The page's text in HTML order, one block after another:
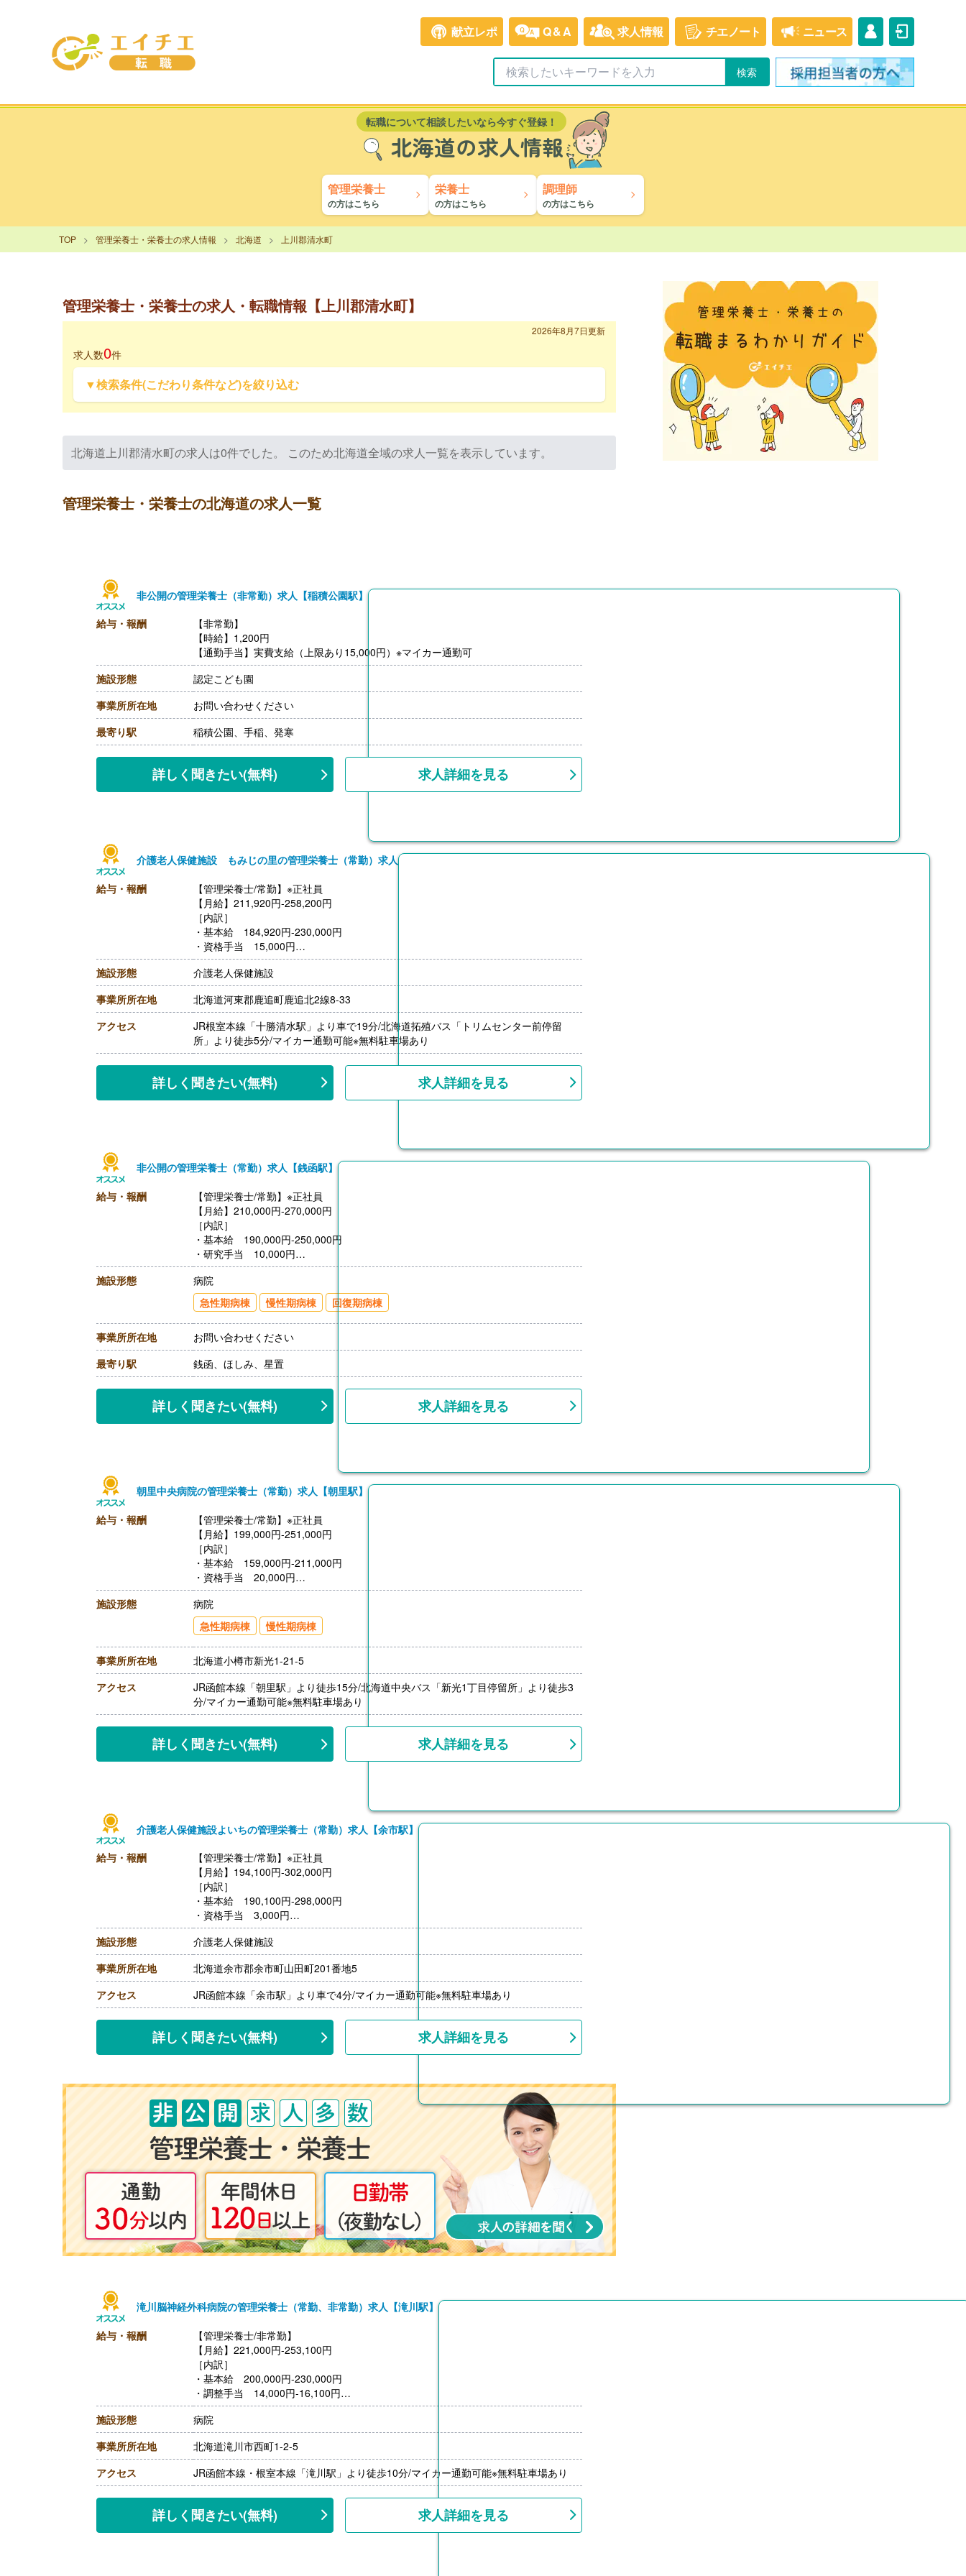
献立レポ Q&A 求人情報 チエノート ニュース
転職について相談したいなら今すぐ登録！
北海道の求人情報
管理栄養士
の方はこちら
栄養士
の方はこちら
調理師
の方はこちら
TOP 管理栄養士・栄養士の求人情報 北海道 上川郡清水町
管理栄養士・栄養士の求人・転職情報【上川郡清水町】
2026年8月7日更新
求人数0件
▼検索条件(こだわり条件など)を絞り込む
北海道上川郡清水町の求人は0件でした。 このため北海道全域の求人一覧を表示しています。
管理栄養士・栄養士の北海道の求人一覧
非公開の管理栄養士（非常勤）求人【稲積公園駅】
給与・報酬
【非常勤】
【時給】1,200円
【通勤手当】実費支給（上限あり15,000円）※マイカー通勤可
施設形態
認定こども園
事業所所在地
お問い合わせください
最寄り駅
稲積公園、手稲、発寒
詳しく聞きたい(無料) 求人詳細を見る
介護老人保健施設 もみじの里の管理栄養士（常勤）求人
給与・報酬
【管理栄養士/常勤】※正社員
【月給】211,920円-258,200円
［内訳］
・基本給 184,920円-230,000円
・資格手当 15,000円
・処遇改善手当 12,000円-13,200円
［その他手当］
・住宅手当 0円-30,000円
・寒冷地手当 60,000円/年（単身）
【賞与】年2回（計4.30ヶ月分）※前年度実績
【通勤手当】あり（上限11,000円/月）※距離に応じて支給
【昇給】あり（1月あたり0円-1,500円）※前年度実績
施設形態
介護老人保健施設
事業所所在地
北海道河東郡鹿追町鹿追北2線8-33
アクセス
JR根室本線「十勝清水駅」より車で19分/北海道拓殖バス「トリムセンター前停留
所」より徒歩5分/マイカー通勤可能※無料駐車場あり
詳しく聞きたい(無料) 求人詳細を見る
非公開の管理栄養士（常勤）求人【銭函駅】
給与・報酬
【管理栄養士/常勤】※正社員
【月給】210,000円-270,000円
［内訳］
・基本給 190,000円-250,000円
・研究手当 10,000円
・ベースアップ手当 10,000円
【賞与】年2回（計4.30ヶ月分）※前年度実績
【通勤手当】あり（上限20,900円/月）※片道2km以上
【昇給】なし
【退職金】あり※勤続3年以上
施設形態
病院
急性期病棟
慢性期病棟 回復期病棟
事業所所在地
お問い合わせください
最寄り駅
銭函、ほしみ、星置
詳しく聞きたい(無料) 求人詳細を見る
朝里中央病院の管理栄養士（常勤）求人【朝里駅】
給与・報酬
【管理栄養士/常勤】※正社員
【月給】199,000円-251,000円
［内訳］
・基本給 159,000円-211,000円
・資格手当 20,000円
・調整手当 10,000円
・住宅手当 10,000円
【賞与】年2回（計3.20ヶ月分）※前年度実績
【通勤手当】あり（上限30,000円/月）
【昇給】あり（1月あたり2,000円）※前年度実績
【退職金】あり※勤続3年以上
施設形態
病院
急性期病棟
慢性期病棟
事業所所在地
北海道小樽市新光1-21-5
アクセス
JR函館本線「朝里駅」より徒歩15分/北海道中央バス「新光1丁目停留所」より徒歩3
分/マイカー通勤可能※無料駐車場あり
詳しく聞きたい(無料) 求人詳細を見る
介護老人保健施設よいちの管理栄養士（常勤）求人【余市駅】
給与・報酬
【管理栄養士/常勤】※正社員
【月給】194,100円-302,000円
［内訳］
・基本給 190,100円-298,000円
・資格手当 3,000円
・処遇改善手当 1,000円
［その他手当］
・住宅手当 上限20,000円
【賞与】年2回（計1.75ヶ月分）※前年度実績
【通勤手当】あり（上限20,000円/月）※20円/km×勤務日数
【昇給】あり（1月あたり1,000円-3,000円）※前年度実績
施設形態
介護老人保健施設
事業所所在地
北海道余市郡余市町山田町201番地5
アクセス
JR函館本線「余市駅」より車で4分/マイカー通勤可能※無料駐車場あり
詳しく聞きたい(無料) 求人詳細を見る
滝川脳神経外科病院の管理栄養士（常勤、非常勤）求人【滝川駅】
給与・報酬
【管理栄養士/非常勤】
【月給】221,000円-253,100円
［内訳］
・基本給 200,000円-230,000円
・調整手当 14,000円-16,100円
・技術手当 7,000円-
【賞与】年2回（計4ヶ月分）※前年度実績
【通勤手当】あり（車の場合 上限15,000円/月）（公共交通機関の場合 上限26,000円/
月）
【昇給】あり（1月あたり1.00％-）※前年度実績
【退職金】あり ※勤続3年以上---
【時給】1,500円
［その他手当］
・技術手当 7,000円
施設形態
病院
事業所所在地
北海道滝川市西町1-2-5
アクセス
JR函館本線・根室本線「滝川駅」より徒歩10分/マイカー通勤可能※無料駐車場あり
詳しく聞きたい(無料) 求人詳細を見る